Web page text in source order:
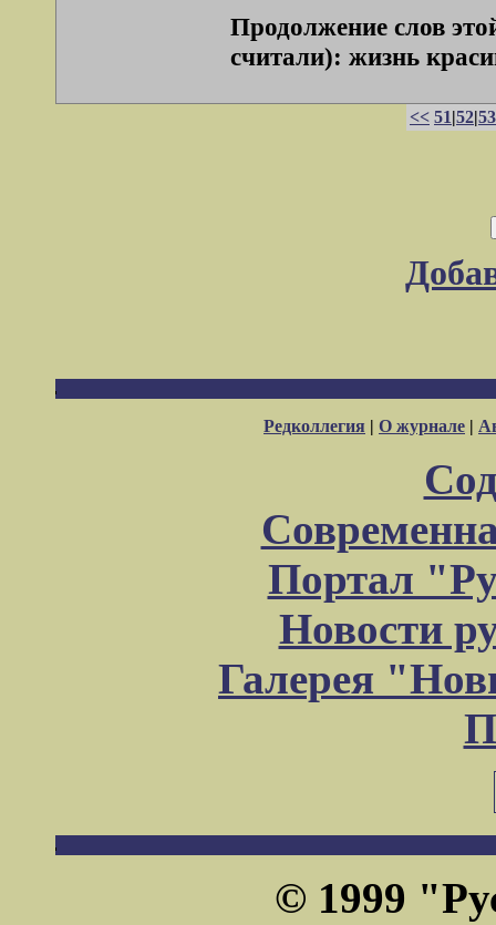
Продолжение слов
считали): жизнь
<< 51|52|53
Редколлегия | О журнале |
Портал
Новости
Галерея
© 1999